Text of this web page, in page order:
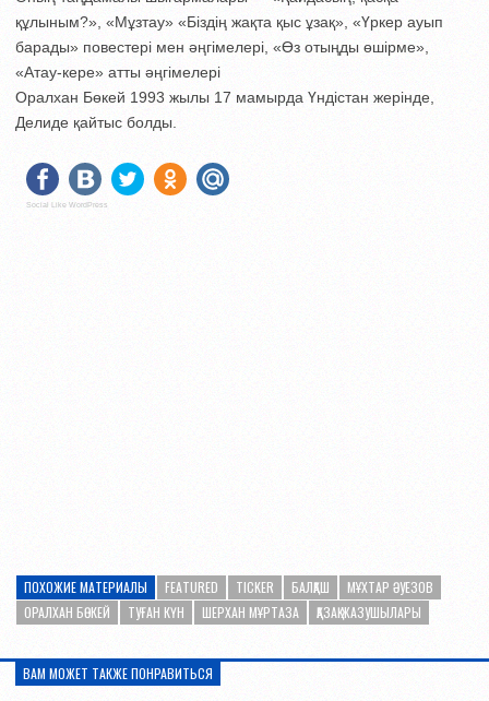
құлыным?», «Мұзтау» «Біздің жақта қыс ұзақ», «Үркер ауып
барады» повестері мен әңгімелері, «Өз отыңды өшірме»,
«Атау-кере» атты әңгімелері
Оралхан Бөкей 1993 жылы 17 мамырда Үндістан жерінде,
Делиде қайтыс болды.
Social Like WordPress
ПОХОЖИЕ МАТЕРИАЛЫ FEATURED TICKER БАЛҚАШ
МҰХТАР ӘУЕЗОВ
ОРАЛХАН БӨКЕЙ
ТУҒАН КҮН ШЕРХАН МҰРТАЗА ҚАЗАҚ ЖАЗУШЫЛАРЫ
ВАМ МОЖЕТ ТАКЖЕ ПОНРАВИТЬСЯ